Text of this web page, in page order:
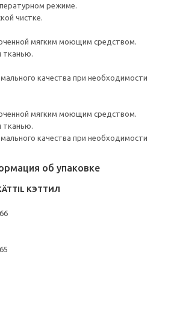
режиме.
чистке.
мягким моющим средством.
тканью.
качества при необходимости
мягким моющим средством.
тканью.
качества при необходимости
об упаковке
КЭТТИЛ